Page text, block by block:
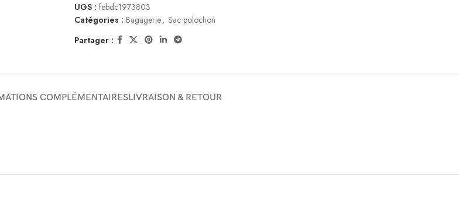
UGS : febdc1973803
Catégories : Bagagerie, Sac polochon
Partager :
COMPLÉMENTAIRESLIVRAISON & RETOUR